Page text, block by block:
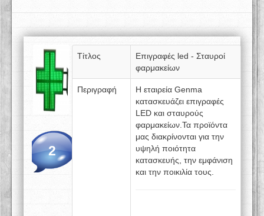
2
Τίτλος
Επιγραφές led - Σταυροί
φαρμακείων
Περιγραφή
Η εταιρεία Genma
κατασκευάζει επιγραφές
LED και σταυρούς
φαρμακείων.Τα προϊόντα
μας διακρίνονται για την
υψηλή ποιότητα
κατασκευής, την εμφάνιση
και την ποικιλία τους.